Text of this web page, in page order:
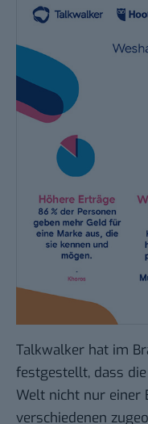
Talkwalker hat im
festgestellt, dass
Welt nicht nur einer
verschiedenen